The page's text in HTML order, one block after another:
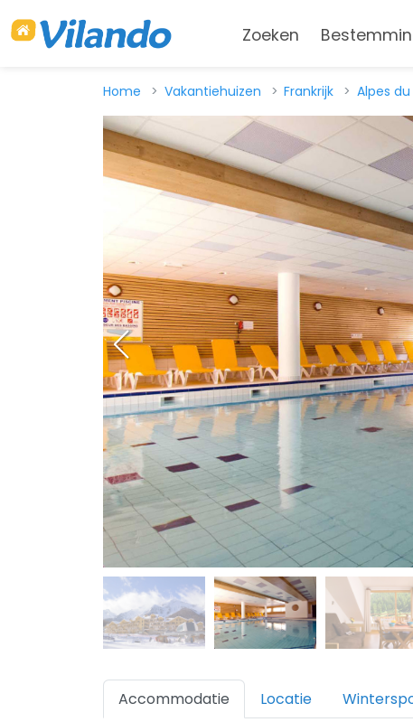
Zoeken
Home Vakantiehuizen Frankrijk Alpes du
Accommodatie Locatie